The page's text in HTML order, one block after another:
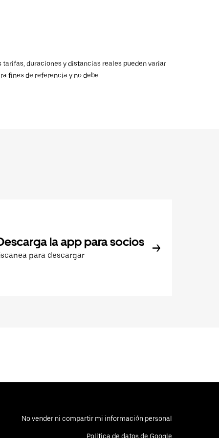
duraciones y distancias reales pueden variar
fines de referencia y no debe
la app para socios
para descargar
No vender ni compartir mi información personal
Política de datos de Google